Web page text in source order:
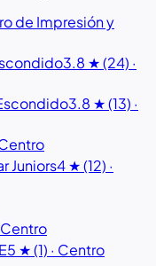
de Impresión y
3.8 ★ (24) ·
3.8 ★ (13) ·
Juniors4 ★ (12) ·
5 ★ (1) · Centro